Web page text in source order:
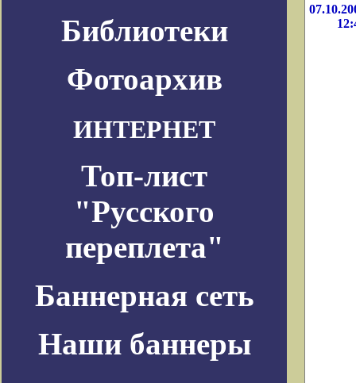
Библиотеки
Фотоархив
ИНТЕРНЕТ
Топ-лист
"Русского
переплета"
Баннерная сеть
Наши баннеры